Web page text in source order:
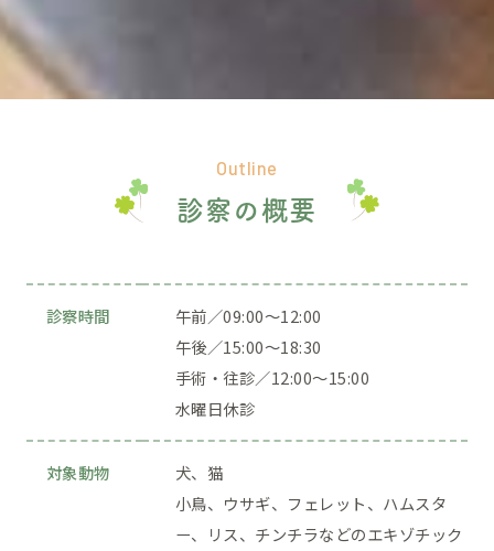
診察の概要
Outline
診察時間
午前／09:00〜12:00
午後／15:00〜18:30
手術・往診／12:00〜15:00
水曜日休診
対象動物
犬、猫
小鳥、ウサギ、フェレット、ハムスタ
ー、リス、チンチラなどのエキゾチック